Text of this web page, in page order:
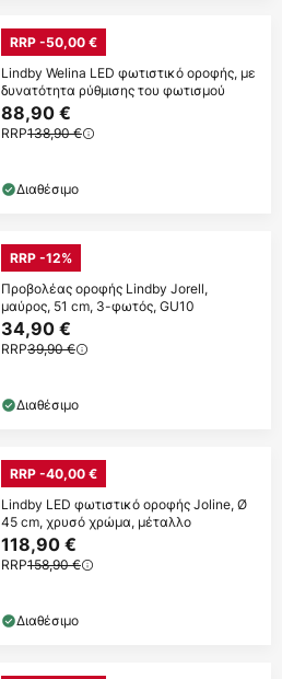
RRP -50,00 €
Lindby Welina LED φωτιστικό οροφής, με
δυνατότητα ρύθμισης του φωτισμού
88,90 €
RRP138,90 €
Διαθέσιμο
RRP -12%
Προβολέας οροφής Lindby Jorell,
μαύρος, 51 cm, 3-φωτός, GU10
34,90 €
RRP39,90 €
Διαθέσιμο
RRP -40,00 €
Lindby LED φωτιστικό οροφής Joline, Ø
45 cm, χρυσό χρώμα, μέταλλο
118,90 €
RRP158,90 €
Διαθέσιμο